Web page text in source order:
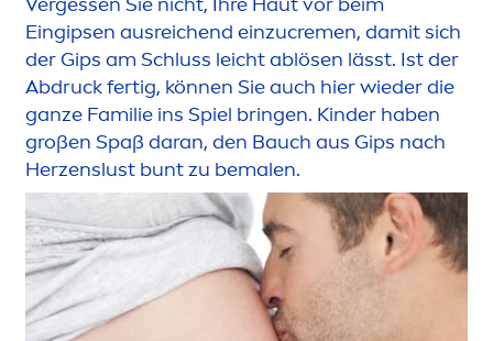
Eingipsen ausreichend einzucremen, damit sich
der Gips am Schluss leicht ablösen lässt. Ist der
Abdruck fertig, können Sie auch hier wieder die
ganze Familie ins Spiel bringen. Kinder haben
großen Spaß daran, den Bauch aus Gips nach
Herzenslust bunt zu bemalen.